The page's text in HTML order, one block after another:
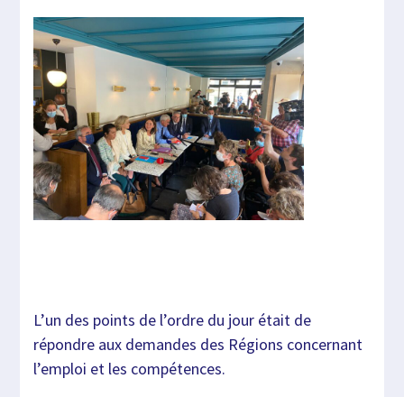
L’un des points de l’ordre du jour était de
répondre aux demandes des Régions concernant
l’emploi et les compétences.